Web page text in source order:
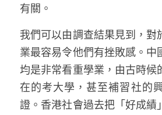
曾子晴 - 晴深直說
龔靜儀大律師專欄
陳貴春大律師專欄
有關。
我們可以由調查結果見到，對
業最容易令他們有挫敗感。中
均是非常看重學業，由古時候
在的考大學，甚至補習社的
證。香港社會過去把「好成績